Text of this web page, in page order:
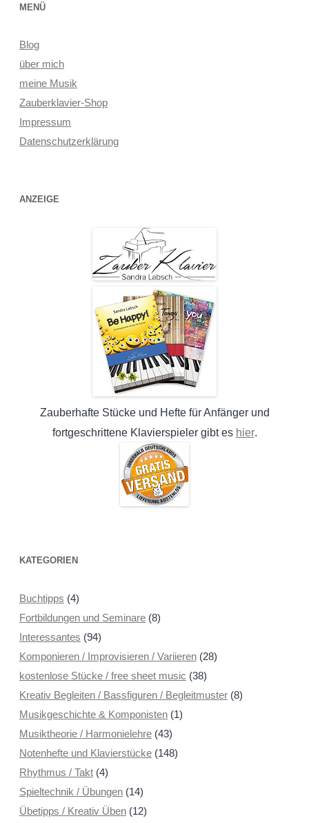
MENÜ
Blog
über mich
meine Musik
Zauberklavier-Shop
Impressum
Datenschutzerklärung
ANZEIGE
Zauberhafte Stücke und Hefte für Anfänger und
fortgeschrittene Klavierspieler gibt es hier.
KATEGORIEN
Buchtipps (4)
Fortbildungen und Seminare(8)
Interessantes (94)
Komponieren / Improvisieren / Variieren(28)
kostenlose Stücke / free sheet music (38)
Kreativ Begleiten / Bassfiguren / Begleitmuster(8)
Musikgeschichte & Komponisten(1)
Musiktheorie / Harmonielehre(43)
Notenhefte und Klavierstücke(148)
Rhythmus / Takt(4)
Spieltechnik / Übungen(14)
Übetipps / Kreativ Üben(12)